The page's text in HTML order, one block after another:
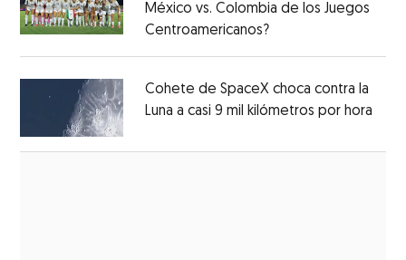
México vs. Colombia de los Juegos
Centroamericanos?Opens in new
Cohete de SpaceX choca contra la
Luna a casi 9 mil kilómetros por hora